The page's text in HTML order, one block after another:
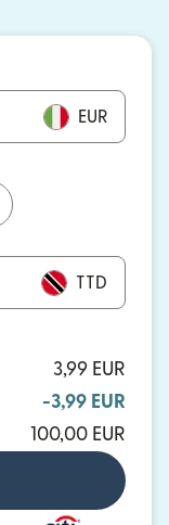
EUR
TTD
3,99 EUR
-3,99 EUR
100,00 EUR